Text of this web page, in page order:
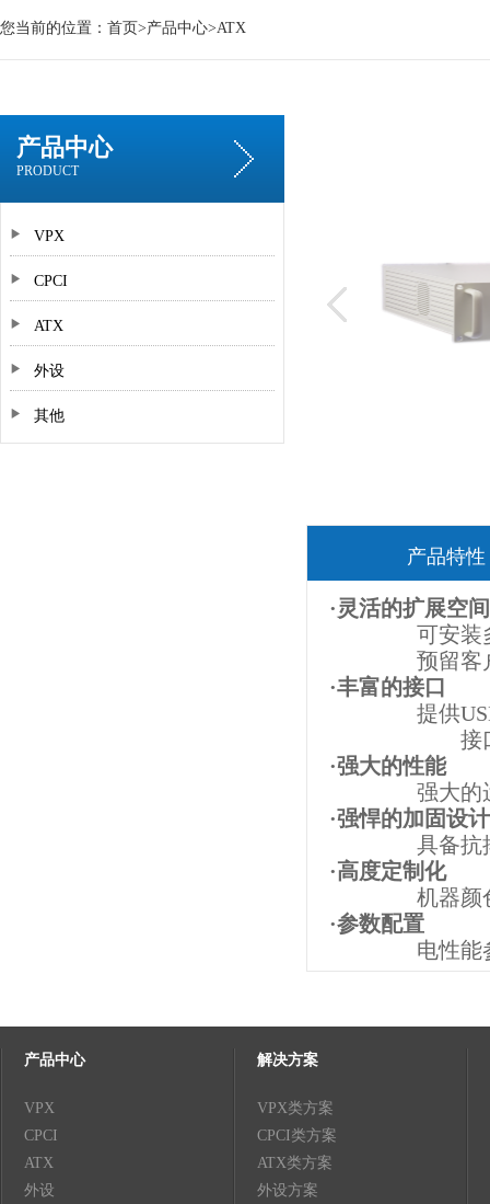
您当前的位置： 首页>产品中心>ATX
产品中心
PRODUCT
VPX
CPCI
ATX
外设
其他
产品特性
·灵活的扩展空间
可安装多
预留客户功
·丰富的接口
提供USB，
接口采
·强大的性能
强大的运算
·强悍的加固设计
具备抗摔抗
·高度定制化
机器颜色、
·参数配置
电性能参数
产品中心
VPX
CPCI
ATX
外设
解决方案
VPX类方案
CPCI类方案
ATX类方案
外设方案